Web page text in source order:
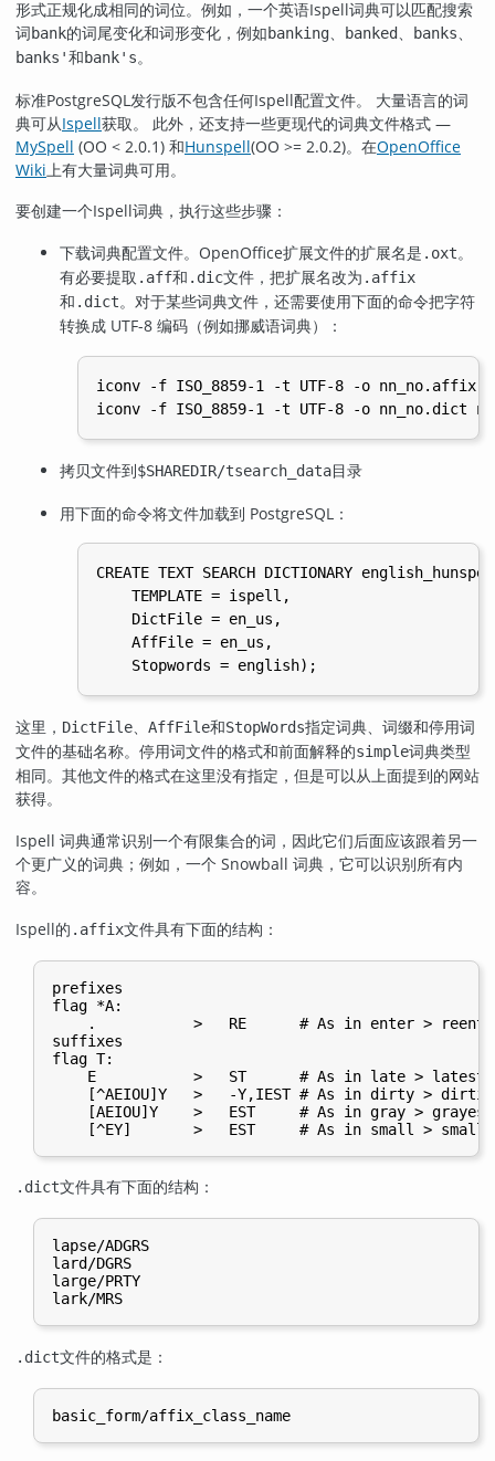
形式正规化成相同的词位。例如，一个英语Ispell词典可以匹配搜索
词bank的词尾变化和词形变化，例如banking banked banks
banks'和bank's。
标准PostgreSQL 发行版不包含任何Ispell配置文件。 大量语言的词
典可从Ispell获取。 此外，还支持一些更现代的词典文件格式 —
MySpell (OO < 2.0.1) 和Hunspell(OO >= 2.0.2)。在OpenOffice
Wiki 上有大量词典可用。
要创建一个Ispell词典，执行这些步骤：
下载词典配置文件。 OpenOffice扩展文件的扩展名是 .oxt。
有必要提取 .aff和 .dic文件，把扩展名改为 .affix
和 .dict。对于某些词典文件，还需要使用下面的命令把字符
转换成 UTF-8 编码（例如挪威语词典）：
iconv -f ISO_8859-1 -t UTF-8 -o nn_no.affix
拷贝文件到$SHAREDIR/tsearch_data目录
用下面的命令将文件加载到 PostgreSQL：
CREATE TEXT SEARCH DICTIONARY
    TEMPLATE = ispell,
    DictFile = en_us,
    AffFile = en_us,
这里， DictFile、 AffFile和StopWords指定词典、词缀和停用词
文件的基础名称。停用词文件的格式和前面解释的simple词典类型
相同。其他文件的格式在这里没有指定，但是可以从上面提到的网站
获得。
Ispell 词典通常识别一个有限集合的词，因此它们后面应该跟着另一
个更广义的词典；例如，一个 Snowball 词典，它可以识别所有内
容。
Ispell的 .affix文件具有下面的结构：
prefixes
flag *A:
.           >   RE      # As in enter >
suffixes
flag T:
    E           >   ST      # As in late > latest
[^AEIOU]Y   >   -Y,IEST # As in dirty >
    [AEIOU]Y    >   EST     # As in gray > grayest
.dict文件具有下面的结构：
lapse/ADGRS
lard/DGRS
large/PRTY
.dict文件的格式是：